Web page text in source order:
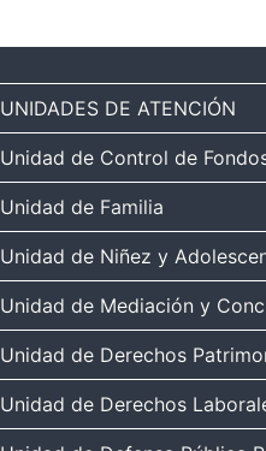
UNIDADES DE ATENCIÓN
Unidad de Control de
Unidad de Familia
Unidad de Niñez y
Unidad de Mediación y
Unidad de Derechos
Unidad de Derechos